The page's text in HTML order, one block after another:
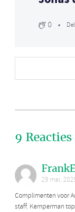
0
9 Reacties
29 mei,
Complimenten voor
staff. Kemperman